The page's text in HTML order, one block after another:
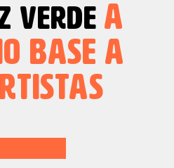
VERDE A
BASE A